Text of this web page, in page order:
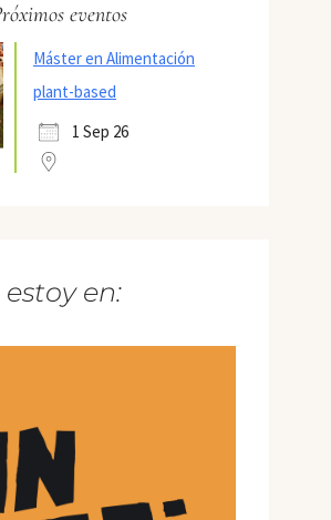
eventos
Máster en Alimentación
plant-based
1 Sep 26
en: